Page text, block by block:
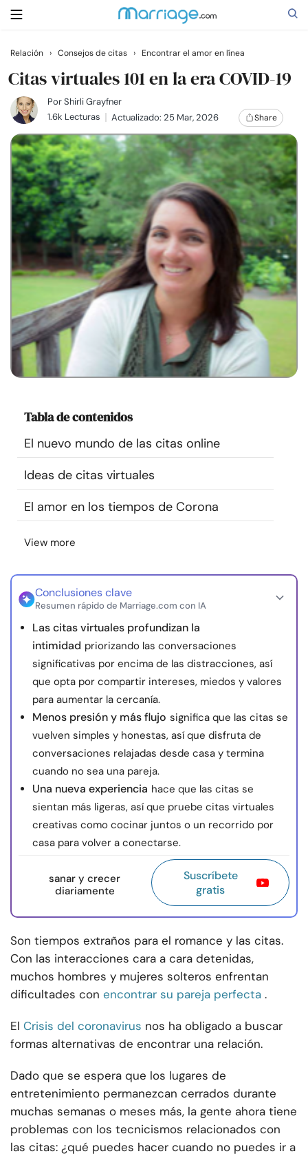
Buscar
Casarse
Relaciones
Familia
Ayuda
Cursos
Recursos
Comunidad
Idioma
nosotros
Relación › Consejos de citas › Encontrar el amor en línea
Citas virtuales 101 en la era COVID-19
PorShirli Grayfner
1.6k Lecturas
Actualizado: 25 Mar, 2026 Share
Tabla de contenidos
El nuevo mundo de las citas online
Ideas de citas virtuales
El amor en los tiempos de Corona
View more
Conclusiones clave
Resumen rápido de Marriage.com con IA
Las citas virtuales profundizan la
intimidad priorizando las conversaciones
significativas por encima de las distracciones, así
que opta por compartir intereses, miedos y valores
para aumentar la cercanía.
Menos presión y más flujo significa que las citas se
vuelven simples y honestas, así que disfruta de
conversaciones relajadas desde casa y termina
cuando no sea una pareja.
Una nueva experiencia hace que las citas se
sientan más ligeras, así que pruebe citas virtuales
creativas como cocinar juntos o un recorrido por
casa para volver a conectarse.
sanar y crecer
diariamente
Suscríbete
gratis
Son tiempos extraños para el romance y las citas.
Con las interacciones cara a cara detenidas,
muchos hombres y mujeres solteros enfrentan
dificultades con encontrar su pareja perfecta .
El Crisis del coronavirus nos ha obligado a buscar
formas alternativas de encontrar una relación.
Dado que se espera que los lugares de
entretenimiento permanezcan cerrados durante
muchas semanas o meses más, la gente ahora tiene
problemas con los tecnicismos relacionados con
las citas: ¿qué puedes hacer cuando no puedes ir a